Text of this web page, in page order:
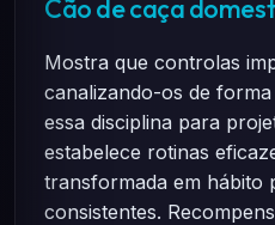
Cão de caça
Mostra que controlas
canalizando-os de
essa disciplina para
estabelece rotinas
transformada em hábito
consistentes.